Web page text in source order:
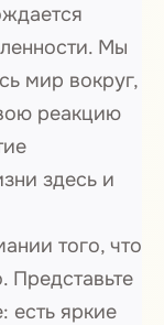
Мы
мир вокруг,
реакцию
здесь и
того, что
Представьте
есть яркие